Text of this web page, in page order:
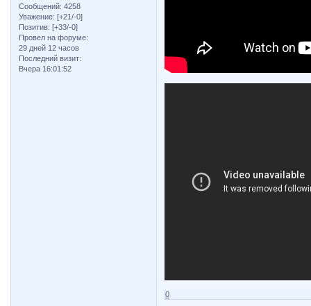
Сообщений: 4258
Уважение: [+21/-0]
Позитив: [+33/-0]
Провел на форуме:
29 дней 12 часов
Последний визит:
Вчера 16:01:52
0